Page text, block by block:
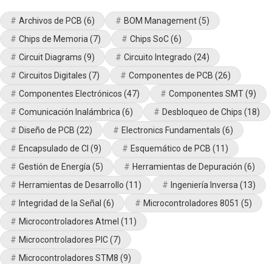
Archivos de PCB (6) BOM Management(5)
Chips de Memoria (7) Chips SoC(6)
Circuit Diagrams (9) Circuito Integrado (24)
Circuitos Digitales (7) Componentes de PCB (26)
Componentes Electrónicos (47) Componentes SMT(9)
Comunicación Inalámbrica (6) Desbloqueo de Chips (18)
Diseño de PCB (22) Electronics Fundamentals (6)
Encapsulado de CI (9) Esquemático de PCB (11)
Gestión de Energía (5) Herramientas de Depuración (6)
Herramientas de Desarrollo (11) Ingeniería Inversa (13)
Integridad de la Señal (6) Microcontroladores 8051 (5)
Microcontroladores Atmel (11)
Microcontroladores PIC(7)
Microcontroladores STM8 (9)